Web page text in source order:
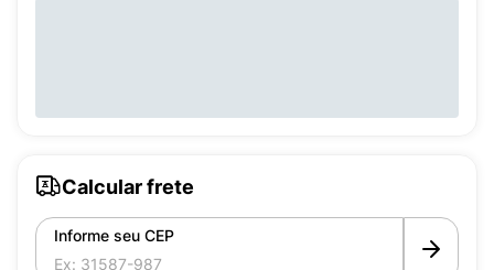
Calcular frete
Informe seu CEP